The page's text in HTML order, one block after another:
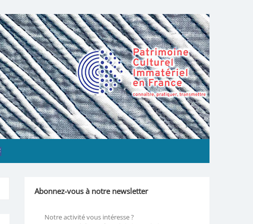
Abonnez-vous à notre newsletter
Notre activité vous intéresse ?